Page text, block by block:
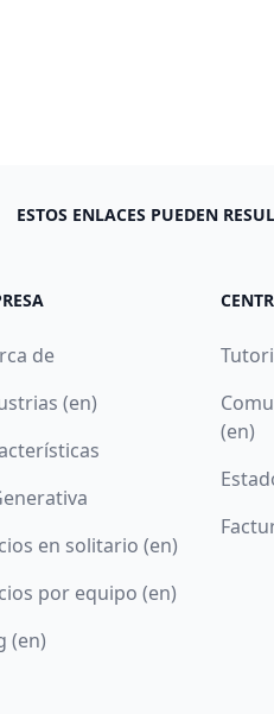
ESTOS ENLACES PUEDEN
de
(en)
en solitario (en)
por equipo (en)
(en)
(en)